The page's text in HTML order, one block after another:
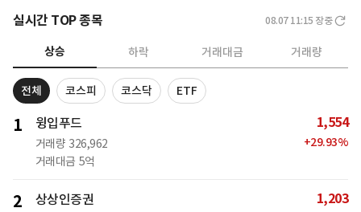
실시간 TOP 종목 08.07 11:15 장중
상승 하락 거래대금 거래량
전체 코스피 코스닥 ETF
1 윙입푸드
거래량 326,962
거래대금 5억
1,554
+29.93%
2 상상인증권 1,203